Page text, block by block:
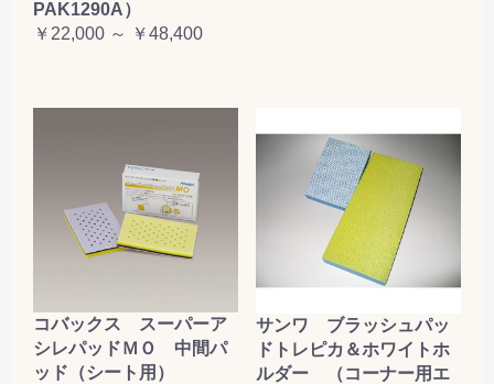
PAK1290A）
￥22,000 ～ ￥48,400
コバックス スーパーア
シレパッドＭＯ 中間パ
ッド（シート用）
サンワ ブラッシュパッ
ドトレピカ＆ホワイトホ
ルダー （コーナー用エ